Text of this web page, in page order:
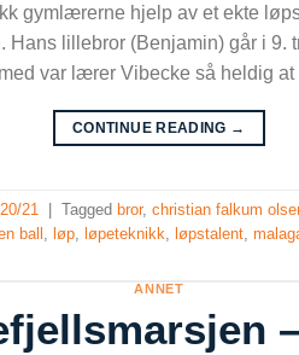
gymlærerne hjelp av et ekte
Hans lillebror (Benjamin) går i 9.
var lærer Vibecke så heldig at
CONTINUE READING →
21 Tagged bror,christian falkum
ball , løp, løpeteknikk, løpstalent,
ANNET